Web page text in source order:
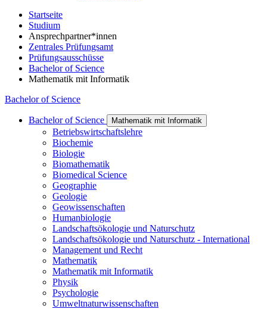
Startseite
Studium
Ansprechpartner*innen
Zentrales Prüfungsamt
Prüfungsausschüsse
Bachelor of Science
Mathematik mit Informatik
Bachelor of Science
Bachelor of Science Mathematik mit Informatik
Betriebswirtschaftslehre
Biochemie
Biologie
Biomathematik
Biomedical Science
Geographie
Geologie
Geowissenschaften
Humanbiologie
Landschaftsökologie und Naturschutz
Landschaftsökologie und Naturschutz - International
Management und Recht
Mathematik
Mathematik mit Informatik
Physik
Psychologie
Umweltnaturwissenschaften